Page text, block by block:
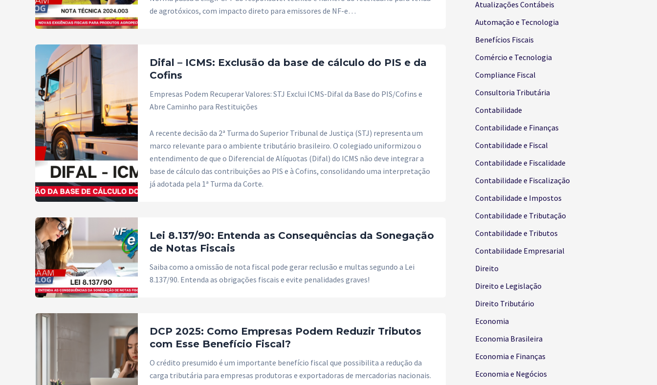
de agrotóxicos, com impacto direto para emissores de NF-e…
Difal – ICMS: Exclusão da base de cálculo do PIS e da
Cofins
Empresas Podem Recuperar Valores: STJ Exclui ICMS-Difal da Base do PIS/Cofins e
Abre Caminho para Restituições
A recente decisão da 2ª Turma do Superior Tribunal de Justiça (STJ) representa um
marco relevante para o ambiente tributário brasileiro. O colegiado uniformizou o
entendimento de que o Diferencial de Alíquotas (Difal) do ICMS não deve integrar a
base de cálculo das contribuições ao PIS e à Cofins, consolidando uma interpretação
já adotada pela 1ª Turma da Corte.
Lei 8.137/90: Entenda as Consequências da Sonegação
de Notas Fiscais
Saiba como a omissão de nota fiscal pode gerar reclusão e multas segundo a Lei
8.137/90. Entenda as obrigações fiscais e evite penalidades graves!
DCP 2025: Como Empresas Podem Reduzir Tributos
com Esse Benefício Fiscal?
O crédito presumido é um importante benefício fiscal que possibilita a redução da
carga tributária para empresas produtoras e exportadoras de mercadorias nacionais.
Atualizações Contábeis
Automação e Tecnologia
Benefícios Fiscais
Comércio e Tecnologia
Compliance Fiscal
Consultoria Tributária
Contabilidade
Contabilidade e Finanças
Contabilidade e Fiscal
Contabilidade e Fiscalidade
Contabilidade e Fiscalização
Contabilidade e Impostos
Contabilidade e Tributação
Contabilidade e Tributos
Contabilidade Empresarial
Direito
Direito e Legislação
Direito Tributário
Economia
Economia Brasileira
Economia e Finanças
Economia e Negócios